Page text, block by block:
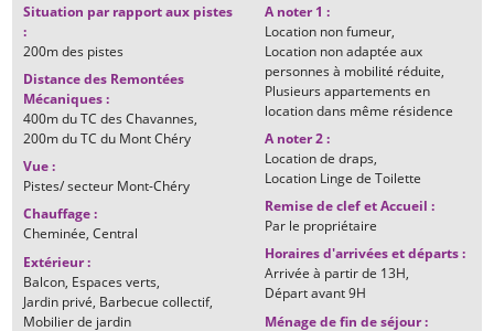
Situation par rapport aux pistes
:
200mdes pistes
Distance des Remontées
Mécaniques:
400mdu TC des Chavannes
200mdu TC du Mont Chéry
Vue:
Pistes/ secteur Mont-Chéry
Chauffage:
Cheminée Central
Extérieur:
Balcon Espaces verts
Jardin privé Barbecue collectif
Mobilier de jardin
A noter 1 :
Location non fumeur
Location non adaptée aux
personnes à mobilité réduite
Plusieurs appartements en
location dans même résidence
A noter 2:
Location de draps
Location Linge de Toilette
Remise de clef et Accueil :
Par le propriétaire
Horaires d'arrivées et départs:
Arrivée à partir de 13H
Départ avant9H
Ménage de fin de séjour: